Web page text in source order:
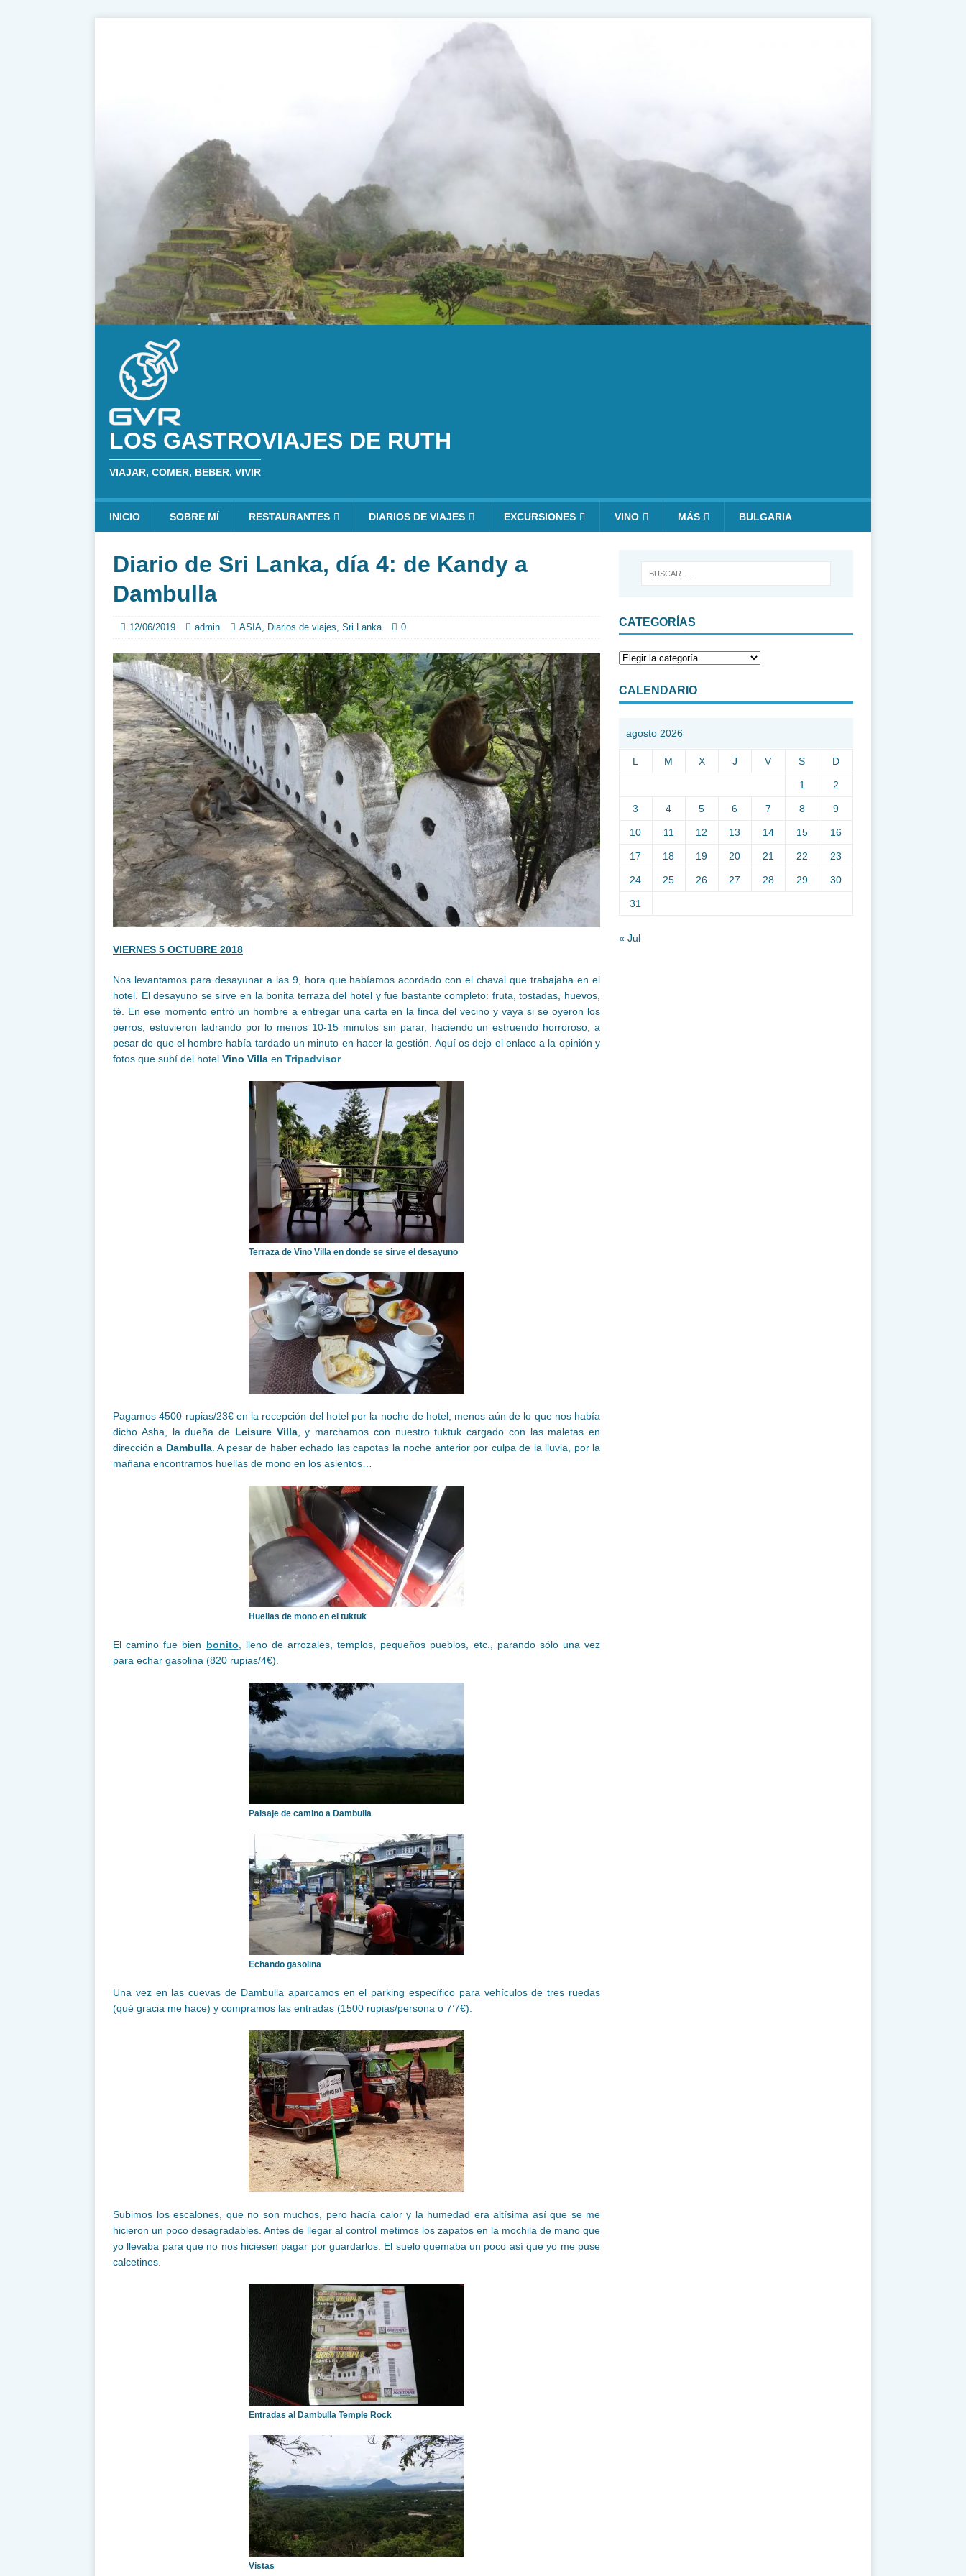
LOS GASTROVIAJES DE RUTH
VIAJAR, COMER, BEBER, VIVIR
INICIO SOBRE MÍ RESTAURANTES DIARIOS DE VIAJES EXCURSIONES VINO MÁS BULGARIA
Diario de Sri Lanka, día 4: de Kandy a
Dambulla
12/06/2019 admin ASIA Diarios de viajes Sri Lanka 0
VIERNES 5 OCTUBRE 2018
Nos levantamos para desayunar a las 9, hora que habíamos acordado con el chaval que trabajaba en el
hotel. El desayuno se sirve en la bonita terraza del hotel y fue bastante completo: fruta, tostadas, huevos,
té. En ese momento entró un hombre a entregar una carta en la finca del vecino y vaya si se oyeron los
perros, estuvieron ladrando por lo menos 10-15 minutos sin parar, haciendo un estruendo horroroso, a
pesar de que el hombre había tardado un minuto en hacer la gestión. Aquí os dejo el enlace a la opinión y
fotos que subí del hotel Vino Villa en Tripadvisor.
Terraza de Vino Villa en donde se sirve el desayuno
Pagamos 4500 rupias/23€ en la recepción del hotel por la noche de hotel, menos aún de lo que nos había
dicho Asha, la dueña de Leisure Villa, y marchamos con nuestro tuktuk cargado con las maletas en
dirección a Dambulla. A pesar de haber echado las capotas la noche anterior por culpa de la lluvia, por la
mañana encontramos huellas de mono en los asientos…
Huellas de mono en el tuktuk
El camino fue bien bonito , lleno de arrozales, templos, pequeños pueblos, etc., parando sólo una vez
para echar gasolina (820 rupias/4€).
Paisaje de camino a Dambulla
Echando gasolina
Una vez en las cuevas de Dambulla aparcamos en el parking específico para vehículos de tres ruedas
(qué gracia me hace) y compramos las entradas (1500 rupias/persona o 7’7€).
Subimos los escalones, que no son muchos, pero hacía calor y la humedad era altísima así que se me
hicieron un poco desagradables. Antes de llegar al control metimos los zapatos en la mochila de mano que
yo llevaba para que no nos hiciesen pagar por guardarlos. El suelo quemaba un poco así que yo me puse
calcetines.
Entradas al Dambulla Temple Rock
Vistas
CATEGORÍAS
CALENDARIO
agosto 2026
L M X J V S D
1 2
3 4 5 6 7 8 9
10 11 12 13 14 15 16
17 18 19 20 21 22 23
24 25 26 27 28 29 30
31
« Jul